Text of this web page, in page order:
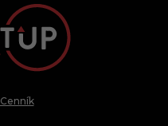
Cenník